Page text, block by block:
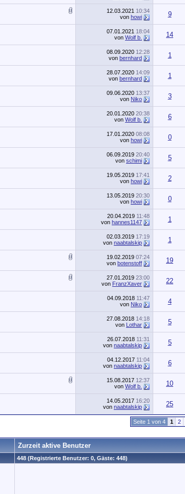
12.03.2021 10:34
von howi 9
07.01.2021 18:04
von Wolf b. 14
08.09.2020 12:28
von bernhard 1
28.07.2020 14:09
von bernhard 1
09.06.2020 13:37
von Niko 3
20.01.2020 20:38
von Wolf b. 6
17.01.2020 08:08
von howi 0
06.09.2019 20:40
von schimi 5
19.05.2019 17:41
von howi 2
13.05.2019 20:30
von howi 0
20.04.2019 11:48
von hannes1147 1
02.03.2019 17:19
von naabtalskip 1
19.02.2019 07:24
von botenstoff 19
27.01.2019 23:00
von FranzXaver 22
04.09.2018 11:47
von Niko 4
27.08.2018 14:18
von Lothar 5
26.07.2018 11:31
von naabtalskip 5
04.12.2017 11:04
von naabtalskip 6
15.08.2017 12:37
von Wolf b. 10
14.05.2017 16:20
von naabtalskip 25
Seite 1 von 4 1 2
Zurzeit aktive Benutzer
448 (Registrierte Benutzer: 0, Gäste: 448)